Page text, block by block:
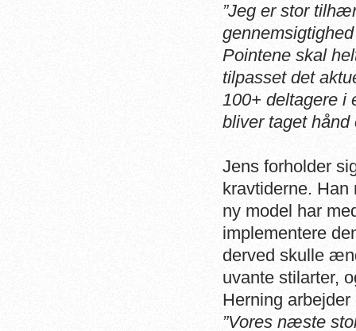
”Jeg er stor
Pointene skal
tilpasset det
100+ deltagere i
bliver taget hånd
Jens forholder
kravtiderne.
ny model har
implementere
derved skulle
uvante stilarter,
Herning
”Vores næste